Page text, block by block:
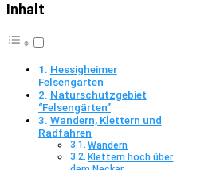
Inhalt
Hessigheimer
Felsengärten
Naturschutzgebiet
“Felsengärten”
Wandern, Klettern und
Radfahren
Wandern
Klettern hoch über